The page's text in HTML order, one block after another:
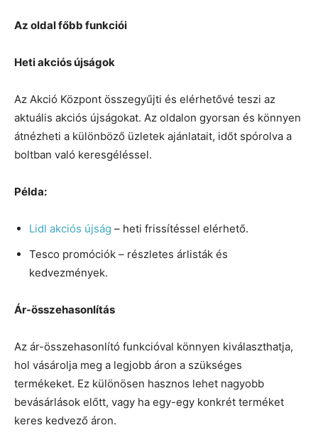
Az oldal főbb funkciói
Heti akciós újságok
Az Akció Központ összegyűjti és elérhetővé teszi az
aktuális akciós újságokat. Az oldalon gyorsan és könnyen
átnézheti a különböző üzletek ajánlatait, időt spórolva a
boltban való keresgéléssel.
Példa:
Lidl akciós újság – heti frissítéssel elérhető.
Tesco promóciók – részletes árlisták és
kedvezmények.
Ár-összehasonlítás
Az ár-összehasonlító funkcióval könnyen kiválaszthatja,
hol vásárolja meg a legjobb áron a szükséges
termékeket. Ez különösen hasznos lehet nagyobb
bevásárlások előtt, vagy ha egy-egy konkrét terméket
keres kedvező áron.